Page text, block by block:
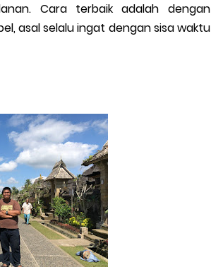
Cara terbaik adalah dengan
asal selalu ingat dengan sisa waktu